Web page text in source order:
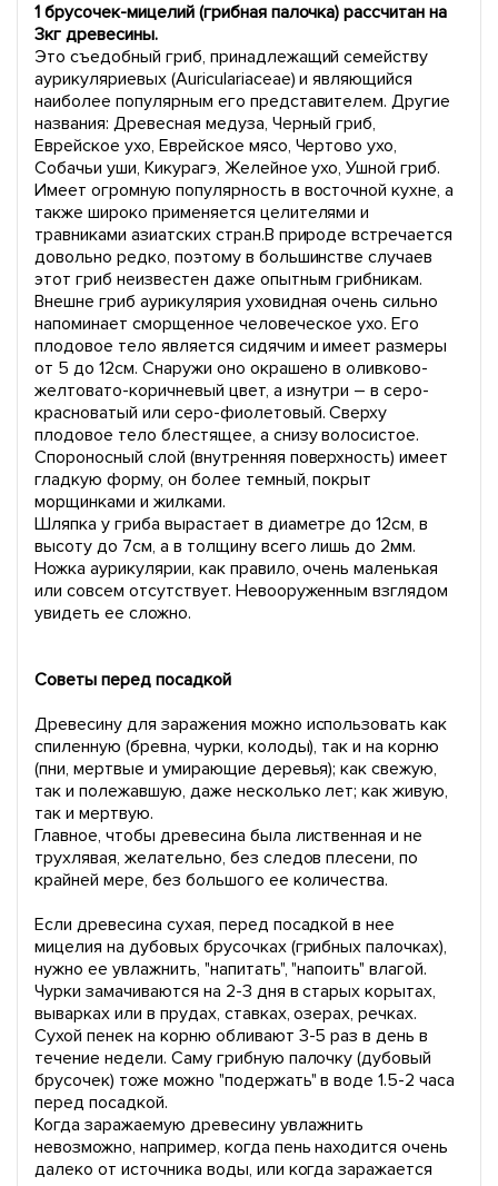
1 брусочек-мицелий (грибная палочка) рассчитан на
3кг древесины.
Это съедобный гриб, принадлежащий семейству
аурикуляриевых (Auriculariaceae) и являющийся
наиболее популярным его представителем. Другие
названия: Древесная медуза, Черный гриб,
Еврейское ухо, Еврейское мясо, Чертово ухо,
Собачьи уши, Кикурагэ, Желейное ухо, Ушной гриб.
Имеет огромную популярность в восточной кухне, а
также широко применяется целителями и
травниками азиатских стран.В природе встречается
довольно редко, поэтому в большинстве случаев
этот гриб неизвестен даже опытным грибникам.
Внешне гриб аурикулярия уховидная очень сильно
напоминает сморщенное человеческое ухо. Его
плодовое тело является сидячим и имеет размеры
от 5 до 12см. Снаружи оно окрашено в оливково-
желтовато-коричневый цвет, а изнутри – в серо-
красноватый или серо-фиолетовый. Сверху
плодовое тело блестящее, а снизу волосистое.
Спороносный слой (внутренняя поверхность) имеет
гладкую форму, он более темный, покрыт
морщинками и жилками.
Шляпка у гриба вырастает в диаметре до 12см, в
высоту до 7см, а в толщину всего лишь до 2мм.
Ножка аурикулярии, как правило, очень маленькая
или совсем отсутствует. Невооруженным взглядом
увидеть ее сложно.
Советы перед посадкой
Древесину для заражения можно использовать как
спиленную (бревна, чурки, колоды), так и на корню
(пни, мертвые и умирающие деревья); как свежую,
так и полежавшую, даже несколько лет; как живую,
так и мертвую.
Главное, чтобы древесина была лиственная и не
трухлявая, желательно, без следов плесени, по
крайней мере, без большого ее количества.
Если древесина сухая, перед посадкой в нее
мицелия на дубовых брусочках (грибных палочках),
нужно ее увлажнить, "напитать", "напоить" влагой.
Чурки замачиваются на 2-3 дня в старых корытах,
выварках или в прудах, ставках, озерах, речках.
Сухой пенек на корню обливают 3-5 раз в день в
течение недели. Саму грибную палочку (дубовый
брусочек) тоже можно "подержать" в воде 1.5-2 часа
перед посадкой.
Когда заражаемую древесину увлажнить
невозможно, например, когда пень находится очень
далеко от источника воды, или когда заражается